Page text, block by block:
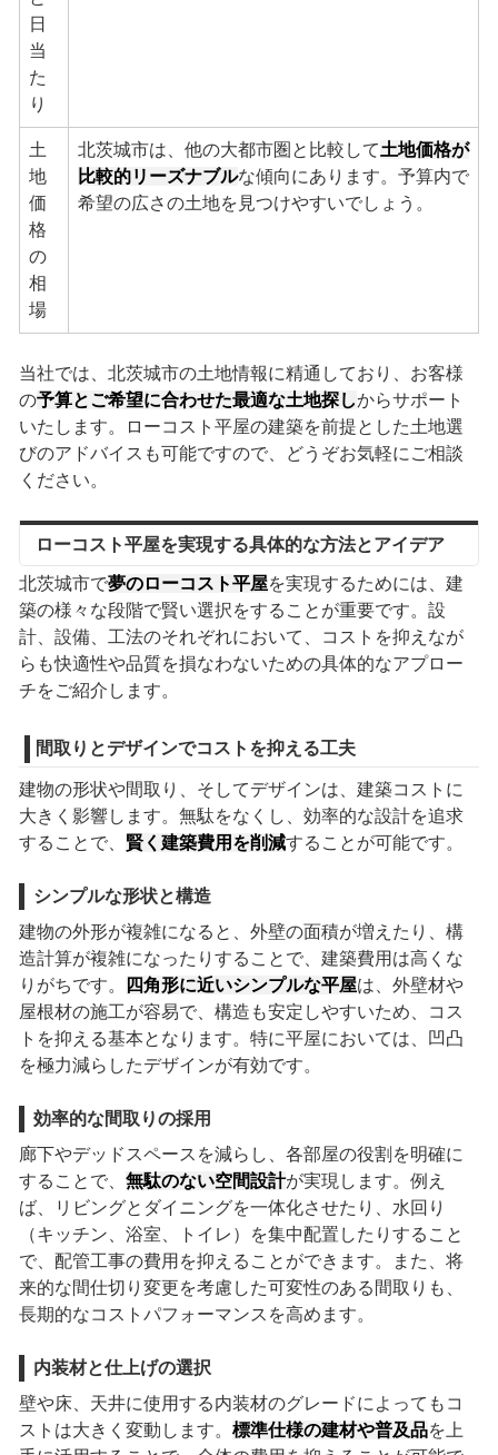
日
当
た
り
土
地
価
格
の
相
場
北茨城市は、他の大都市圏と比較して土地価格が
比較的リーズナブルな傾向にあります。予算内で
希望の広さの土地を見つけやすいでしょう。
当社では、北茨城市の土地情報に精通しており、お客様
の予算とご希望に合わせた最適な土地探しからサポート
いたします。ローコスト平屋の建築を前提とした土地選
びのアドバイスも可能ですので、どうぞお気軽にご相談
ください。
ローコスト平屋を実現する具体的な方法とアイデア
北茨城市で夢のローコスト平屋を実現するためには、建
築の様々な段階で賢い選択をすることが重要です。設
計、設備、工法のそれぞれにおいて、コストを抑えなが
らも快適性や品質を損なわないための具体的なアプロー
チをご紹介します。
間取りとデザインでコストを抑える工夫
建物の形状や間取り、そしてデザインは、建築コストに
大きく影響します。無駄をなくし、効率的な設計を追求
することで、 賢く建築費用を削減することが可能です。
シンプルな形状と構造
建物の外形が複雑になると、外壁の面積が増えたり、構
造計算が複雑になったりすることで、建築費用は高くな
りがちです。
四角形に近いシンプルな平屋は、外壁材や
屋根材の施工が容易で、構造も安定しやすいため、コス
トを抑える基本となります。特に平屋においては、凹凸
を極力減らしたデザインが有効です。
効率的な間取りの採用
廊下やデッドスペースを減らし、各部屋の役割を明確に
することで、 無駄のない空間設計が実現します。例え
ば、リビングとダイニングを一体化させたり、水回り
（キッチン、浴室、トイレ）を集中配置したりすること
で、配管工事の費用を抑えることができます。また、将
来的な間仕切り変更を考慮した可変性のある間取りも、
長期的なコストパフォーマンスを高めます。
内装材と仕上げの選択
壁や床、天井に使用する内装材のグレードによってもコ
ストは大きく変動します。 標準仕様の建材や普及品を上